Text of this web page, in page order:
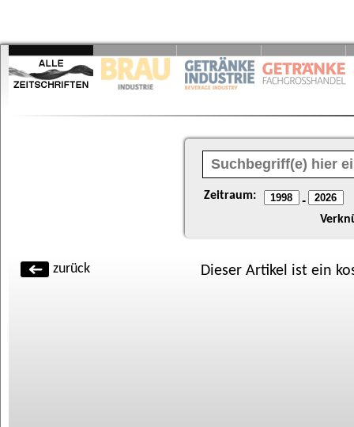
Zeitraum: -
zurück Dieser Artikel ist ein